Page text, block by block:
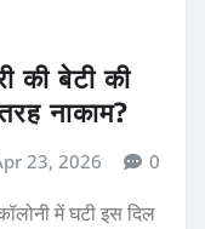
की बेटी की
नाकाम?
23, 2026 0
में घटी इस दिल